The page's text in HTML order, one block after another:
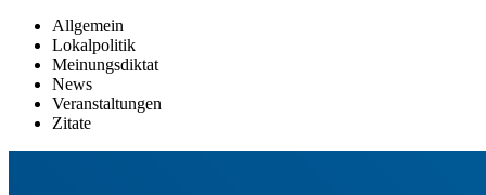
Allgemein
Lokalpolitik
Meinungsdiktat
News
Veranstaltungen
Zitate